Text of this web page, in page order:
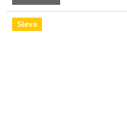
Sleva